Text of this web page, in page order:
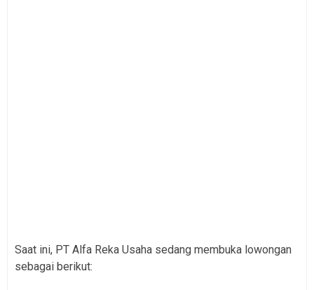
Saat ini, PT Alfa Reka Usaha sedang membuka lowongan
sebagai berikut: